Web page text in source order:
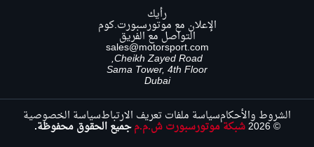
رأيك
الإعلان مع موتورسبورت.كوم
التواصل مع الفريق
sales@motorsport.com
Cheikh Zayed Road,
Sama Tower, 4th Floor
Dubai
© 2026 شبكة موتورسبورت ش.م.م جميع الحقوق محفوظة.
الشروط والأحكامسياسة ملفات تعريف الارتباطسياسة الخصوصية